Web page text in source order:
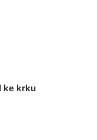
ke krku